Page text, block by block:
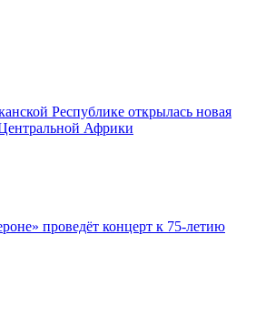
Республике открылась новая
Африки
проведёт концерт к 75-летию